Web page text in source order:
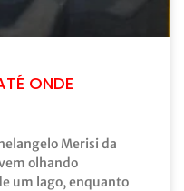
ONDE
Merisi da
olhando
um lago, enquanto